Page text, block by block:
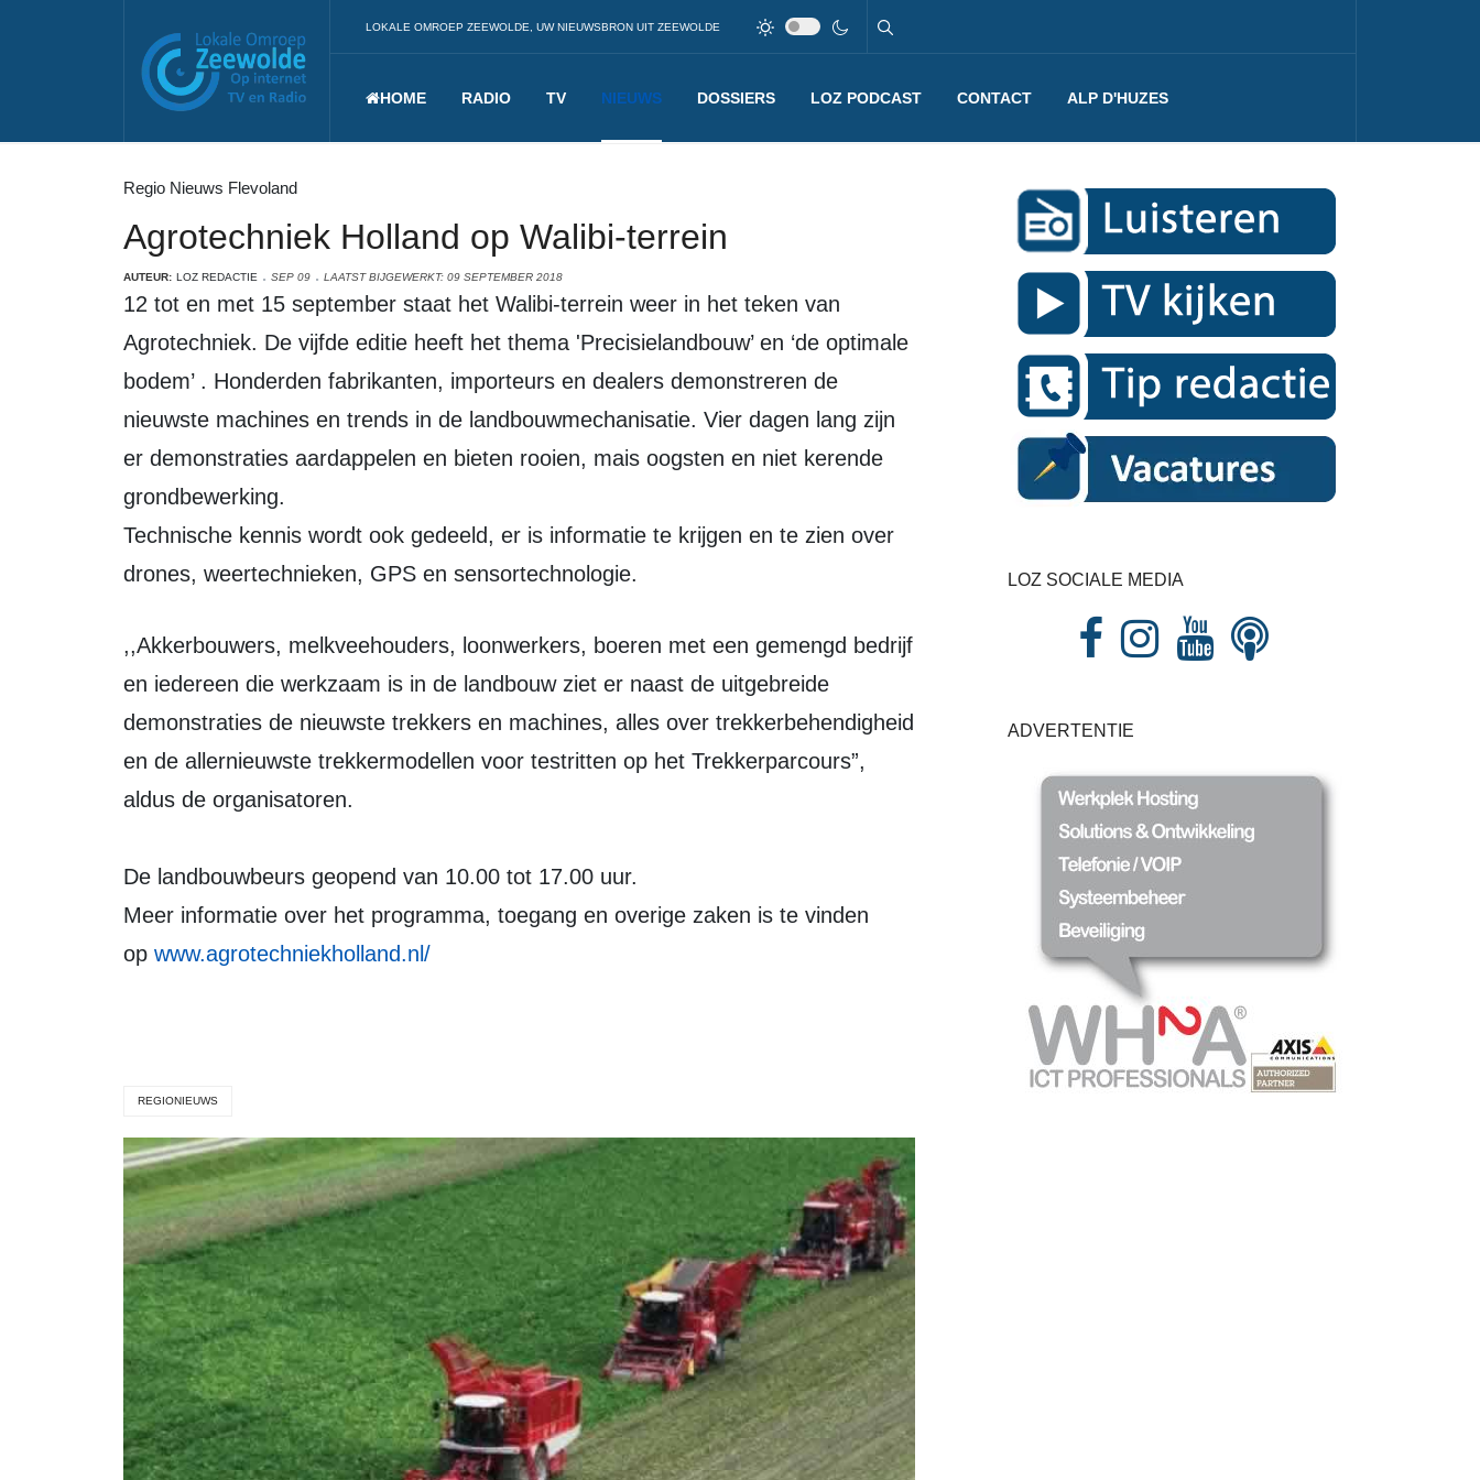
LOKALE OMROEP ZEEWOLDE, UW NIEUWSBRON UIT ZEEWOLDE
HOME RADIO TV NIEUWS DOSSIERS LOZ PODCAST CONTACT ALP D'HUZES
Regio Nieuws Flevoland
Agrotechniek Holland op Walibi-terrein
AUTEUR: LOZ REDACTIE SEP 09 LAATST BIJGEWERKT: 09 SEPTEMBER 2018
12 tot en met 15 september staat het Walibi-terrein weer in het teken van
Agrotechniek. De vijfde editie heeft het thema 'Precisielandbouw’ en ‘de optimale
bodem’ . Honderden fabrikanten, importeurs en dealers demonstreren de
nieuwste machines en trends in de landbouwmechanisatie. Vier dagen lang zijn
er demonstraties aardappelen en bieten rooien, mais oogsten en niet kerende
grondbewerking.
Technische kennis wordt ook gedeeld, er is informatie te krijgen en te zien over
drones, weertechnieken, GPS en sensortechnologie.
,,Akkerbouwers, melkveehouders, loonwerkers, boeren met een gemengd bedrijf
en iedereen die werkzaam is in de landbouw ziet er naast de uitgebreide
demonstraties de nieuwste trekkers en machines, alles over trekkerbehendigheid
en de allernieuwste trekkermodellen voor testritten op het Trekkerparcours”,
aldus de organisatoren.
De landbouwbeurs geopend van 10.00 tot 17.00 uur.
Meer informatie over het programma, toegang en overige zaken is te vinden
op www.agrotechniekholland.nl/
REGIONIEUWS
LOZ SOCIALE MEDIA
ADVERTENTIE